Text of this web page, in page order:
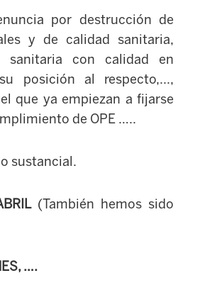
por destrucción de
y de calidad sanitaria,
sanitaria con calidad en
posición al respecto,...,
que ya empiezan a fijarse
de OPE …..
sustancial.
(También hemos sido
….